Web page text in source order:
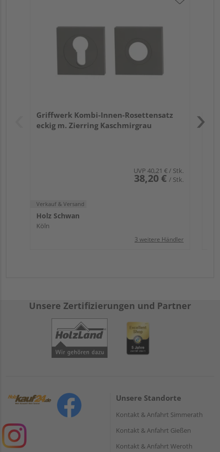
Griffwerk Kombi-Innen-Rosettensatz
eckig m. Zierring Kaschmirgrau
UVP 40,21 €/ Stk.
38,20 € / Stk.
Verkauf & Versand
Holz Schwan
Köln
3 weitere Händler
Unsere Zertifizierungen und Partner
Unsere Standorte
Kontakt & Anfahrt Simmerath
Kontakt & Anfahrt Gießen
Kontakt & Anfahrt Weroth